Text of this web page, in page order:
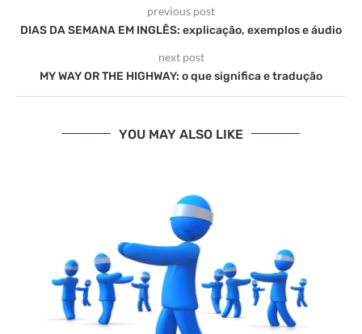
previous post
DIAS DA SEMANA EM INGLÊS: explicação, exemplos e áudio
next post
MY WAY OR THE HIGHWAY: o que significa e tradução
YOU MAY ALSO LIKE